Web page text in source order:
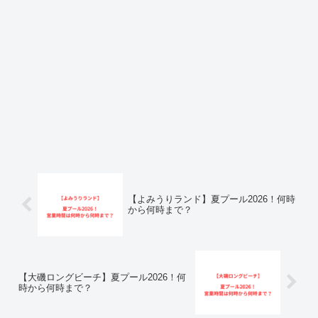
【よみうりランド】夏プール2026！何時
から何時まで？
【大磯ロングビーチ】夏プール2026！何
時から何時まで？